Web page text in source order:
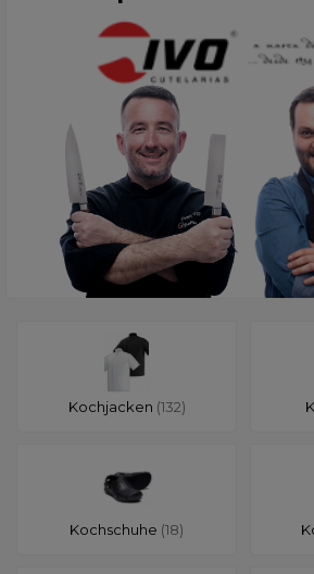
Kochjacken (132)
Kochschuhe (18)